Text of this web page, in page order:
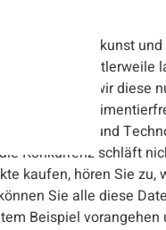
von Ingenieurskunst und
dass mittlerweile
Jetzt müssen wir diese
mutig,
von KI und
Konkurrenz schläft
kaufen, hören Sie zu,
Sie alle diese
Beispiel vorangehen